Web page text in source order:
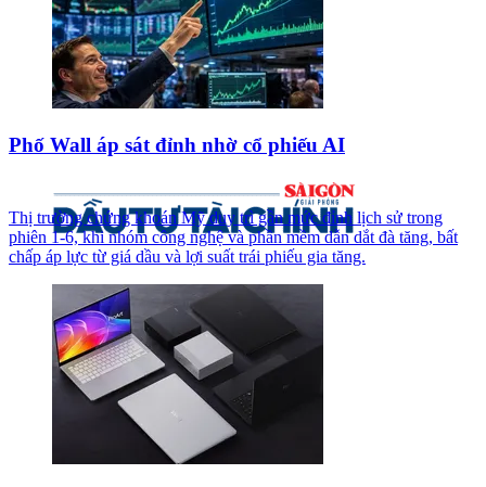
Phố Wall áp sát đỉnh nhờ cổ phiếu AI
Thị trường chứng khoán Mỹ duy trì gần mức đỉnh lịch sử trong
phiên 1-6, khi nhóm công nghệ và phần mềm dẫn dắt đà tăng, bất
chấp áp lực từ giá dầu và lợi suất trái phiếu gia tăng.